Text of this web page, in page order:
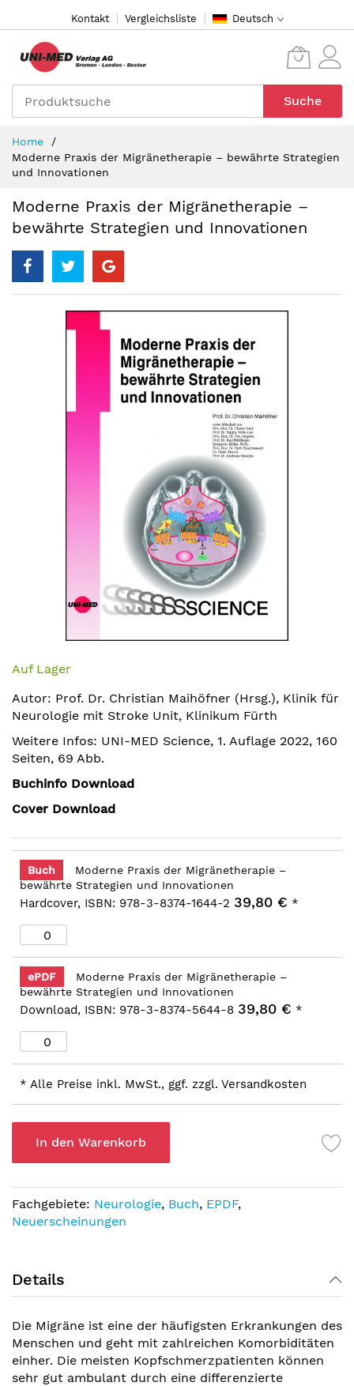
Inhalt
Kontakt Vergleichsliste Deutsch
Suche
Home
Moderne Praxis der Migränetherapie – bewährte Strategien
und Innovationen
Moderne Praxis der Migränetherapie –
bewährte Strategien und Innovationen
Anfang
Bildergalerie
springen
Auf Lager
Autor: Prof. Dr. Christian Maihöfner (Hrsg.), Klinik für
Neurologie mit Stroke Unit, Klinikum Fürth
Weitere Infos: UNI-MED Science, 1. Auflage 2022, 160
Seiten, 69 Abb.
Buchinfo Download
Cover Download
Buch
Moderne Praxis der Migränetherapie –
bewährte Strategien und Innovationen
Hardcover, ISBN: 978-3-8374-1644-2 39,80 € *
ePDF
Moderne Praxis der Migränetherapie –
bewährte Strategien und Innovationen
Download, ISBN: 978-3-8374-5644-8 39,80 € *
* Alle Preise inkl. MwSt., ggf. zzgl. Versandkosten
In den Warenkorb
Fachgebiete: Neurologie, Buch, EPDF,
Neuerscheinungen
Details
Die Migräne ist eine der häufigsten Erkrankungen des
Menschen und geht mit zahlreichen Komorbiditäten
einher. Die meisten Kopfschmerzpatienten können
sehr gut ambulant durch eine differenzierte